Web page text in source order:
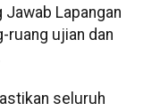
Lapangan
ruang ujian dan
seluruh